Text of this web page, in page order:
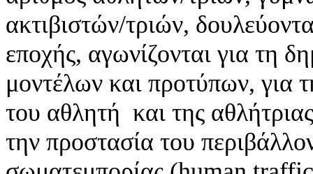
ακτιβιστών/τριών,
εποχής, αγωνίζονται για τη
μοντέλων και προτύπων, για
του αθλητή και της
την προστασία του